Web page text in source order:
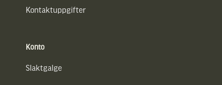
Kontaktuppgifter
Konto
Slaktgalge